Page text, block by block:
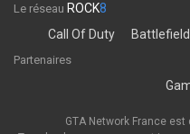
Le réseau ROCK8
Call Of Duty
Battlefield
Partenaires
GTA Network France